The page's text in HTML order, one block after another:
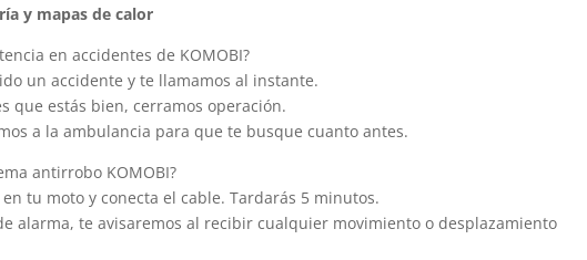
y mapas de calor
en accidentes de KOMOBI?
un accidente y te llamamos al instante.
que estás bien, cerramos operación.
a la ambulancia para que te busque cuanto antes.
antirrobo KOMOBI?
tu moto y conecta el cable. Tardarás 5 minutos.
alarma, te avisaremos al recibir cualquier movimiento o desplazamiento